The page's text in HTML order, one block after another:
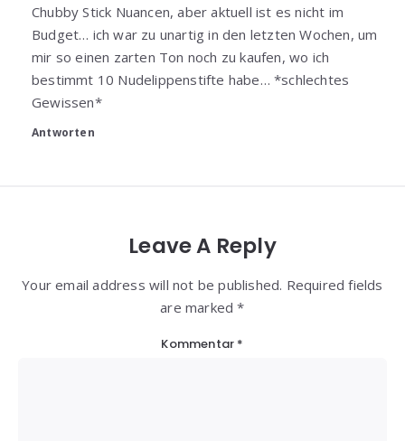
Chubby Stick Nuancen, aber aktuell ist es nicht im
Budget… ich war zu unartig in den letzten Wochen, um
mir so einen zarten Ton noch zu kaufen, wo ich
bestimmt 10 Nudelippenstifte habe… *schlechtes
Gewissen*
Antworten
Leave A Reply
Your email address will not be published. Required fields
are marked *
Kommentar *